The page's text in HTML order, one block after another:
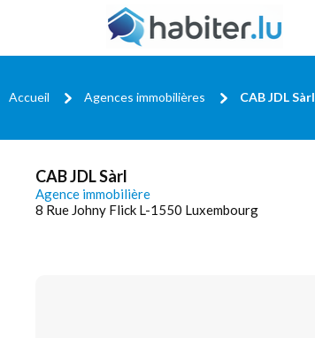
Accueil Agences immobilières CAB JDL Sàrl
CAB JDL Sàrl
Agence immobilière
8 Rue Johny Flick L-1550 Luxembourg